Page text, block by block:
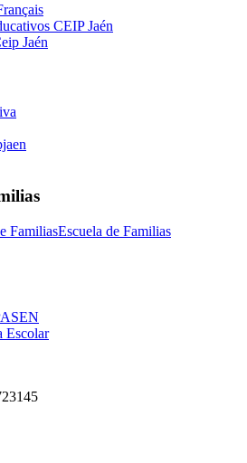
CEIP Jaén
Jaén
Escuela de Familias
Escolar